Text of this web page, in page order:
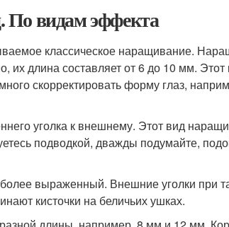
По видам эффекта
классическое наращивание.
их длина составляет от 6 до 10 мм.
скорректировать форму глаз,
уголка к внешнему. Этот вид
подводкой, дважды подумайте,
выраженный. Внешние уголки при
кисточки на беличьих ушках.